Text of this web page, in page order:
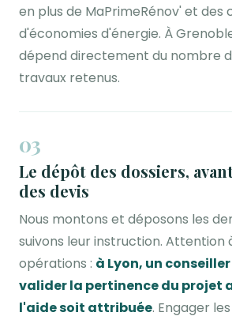
en plus de MaPrimeRénov' et des
d'économies d'énergie. À
dépend directement du nombre
travaux retenus.
03
Le dépôt des dossiers,
des devis
Nous montons et déposons les
suivons leur instruction. Attention
opérations : à Lyon, un
valider la pertinence du projet
l'aide soit attribuée. Engager